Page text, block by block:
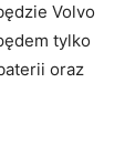
Volvo
tylko
oraz